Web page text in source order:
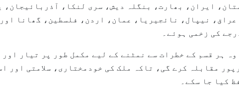
ایران، بھارت، بنگلہ دیش، سری لنکا، آذربائیجان،
نیپال، نائجیریا، عمان، اردن، فلسطین، گھانا
ہر قسم کے خطرات سے نمٹنے کے لیے مکمل طور پر تیار اور
مقابلہ کرے گی، تاکہ ملک کی خودمختاری، سلامتی اور
کیا جا سکے۔